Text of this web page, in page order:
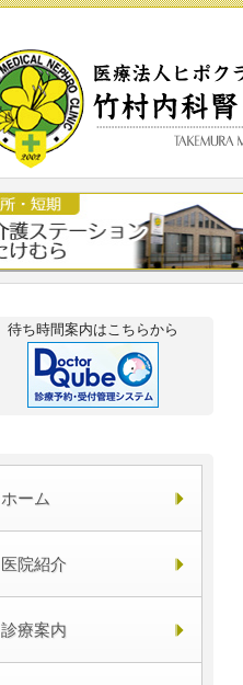
待ち時間案内はこちらから
ホーム
医院紹介
診療案内